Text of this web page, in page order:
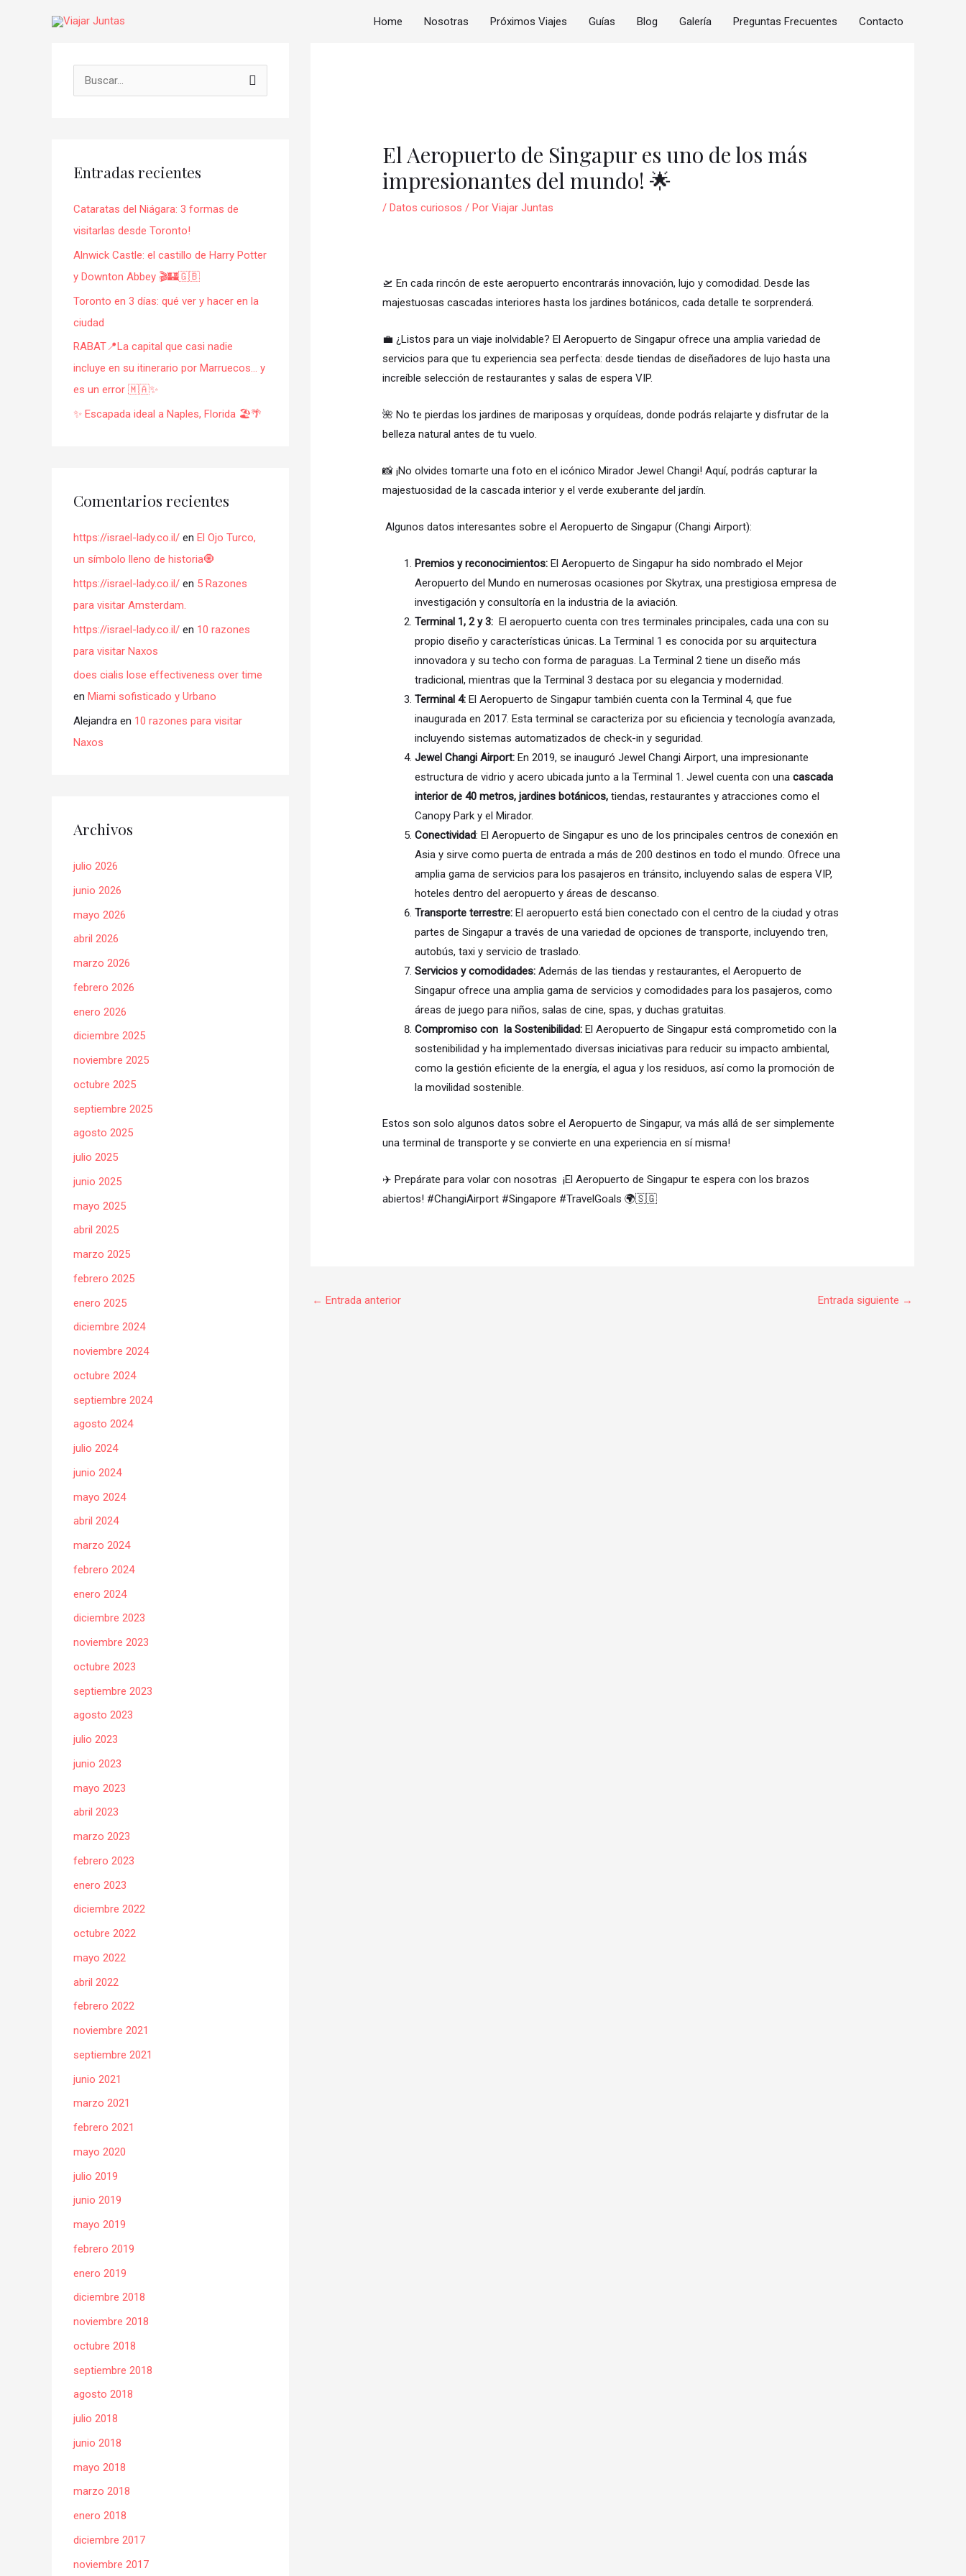
Home Nosotras Próximos Viajes Guías Blog Galería Preguntas Frecuentes Contacto
a
p
o
r
:
Entradas recientes
Cataratas del Niágara: 3 formas de
visitarlas desde Toronto!
Alnwick Castle: el castillo de Harry Potter
y Downton Abbey 🎬🏰🇬🇧
Toronto en 3 días: qué ver y hacer en la
ciudad
RABAT📍La capital que casi nadie
incluye en su itinerario por Marruecos… y
es un error 🇲🇦✨
✨ Escapada ideal a Naples, Florida 🏖️🌴
Comentarios recientes
https://israel-lady.co.il/ en El Ojo Turco,
un símbolo lleno de historia🧿
https://israel-lady.co.il/ en 5 Razones
para visitar Amsterdam.
https://israel-lady.co.il/ en 10 razones
para visitar Naxos
does cialis lose effectiveness over time
en Miami sofisticado y Urbano
Alejandra en 10 razones para visitar
Naxos
Archivos
julio 2026
junio 2026
mayo 2026
abril 2026
marzo 2026
febrero 2026
enero 2026
diciembre 2025
noviembre 2025
octubre 2025
septiembre 2025
agosto 2025
julio 2025
junio 2025
mayo 2025
abril 2025
marzo 2025
febrero 2025
enero 2025
diciembre 2024
noviembre 2024
octubre 2024
septiembre 2024
agosto 2024
julio 2024
junio 2024
mayo 2024
abril 2024
marzo 2024
febrero 2024
enero 2024
diciembre 2023
noviembre 2023
octubre 2023
septiembre 2023
agosto 2023
julio 2023
junio 2023
mayo 2023
abril 2023
marzo 2023
febrero 2023
enero 2023
diciembre 2022
octubre 2022
mayo 2022
abril 2022
febrero 2022
noviembre 2021
septiembre 2021
junio 2021
marzo 2021
febrero 2021
mayo 2020
julio 2019
junio 2019
mayo 2019
febrero 2019
enero 2019
diciembre 2018
noviembre 2018
octubre 2018
septiembre 2018
agosto 2018
julio 2018
junio 2018
mayo 2018
marzo 2018
enero 2018
diciembre 2017
noviembre 2017
El Aeropuerto de Singapur es uno de los más
impresionantes del mundo! 🌟
/Datos curiosos / PorViajar Juntas
🛫 En cada rincón de este aeropuerto encontrarás innovación, lujo y comodidad. Desde las
majestuosas cascadas interiores hasta los jardines botánicos, cada detalle te sorprenderá.
💼 ¿Listos para un viaje inolvidable? El Aeropuerto de Singapur ofrece una amplia variedad de
servicios para que tu experiencia sea perfecta: desde tiendas de diseñadores de lujo hasta una
increíble selección de restaurantes y salas de espera VIP.
🌺 No te pierdas los jardines de mariposas y orquídeas, donde podrás relajarte y disfrutar de la
belleza natural antes de tu vuelo.
📸 ¡No olvides tomarte una foto en el icónico Mirador Jewel Changi! Aquí, podrás capturar la
majestuosidad de la cascada interior y el verde exuberante del jardín.
Algunos datos interesantes sobre el Aeropuerto de Singapur (Changi Airport):
Premios y reconocimientos:El Aeropuerto de Singapur ha sido nombrado el Mejor
Aeropuerto del Mundo en numerosas ocasiones por Skytrax, una prestigiosa empresa de
investigación y consultoría en la industria de la aviación.
Terminal 1, 2 y 3:El aeropuerto cuenta con tres terminales principales, cada una con su
propio diseño y características únicas. La Terminal 1 es conocida por su arquitectura
innovadora y su techo con forma de paraguas. La Terminal 2 tiene un diseño más
tradicional, mientras que la Terminal 3 destaca por su elegancia y modernidad.
Terminal 4:El Aeropuerto de Singapur también cuenta con la Terminal 4, que fue
inaugurada en 2017. Esta terminal se caracteriza por su eficiencia y tecnología avanzada,
incluyendo sistemas automatizados de check-in y seguridad.
Jewel Changi Airport:En 2019, se inauguró Jewel Changi Airport, una impresionante
estructura de vidrio y acero ubicada junto a la Terminal 1. Jewel cuenta con una cascada
interior de 40 metros, jardines botánicos,tiendas, restaurantes y atracciones como el
Canopy Park y el Mirador.
Conectividad: El Aeropuerto de Singapur es uno de los principales centros de conexión en
Asia y sirve como puerta de entrada a más de 200 destinos en todo el mundo. Ofrece una
amplia gama de servicios para los pasajeros en tránsito, incluyendo salas de espera VIP,
hoteles dentro del aeropuerto y áreas de descanso.
Transporte terrestre: El aeropuerto está bien conectado con el centro de la ciudad y otras
partes de Singapur a través de una variedad de opciones de transporte, incluyendo tren,
autobús, taxi y servicio de traslado.
Servicios y comodidades: Además de las tiendas y restaurantes, el Aeropuerto de
Singapur ofrece una amplia gama de servicios y comodidades para los pasajeros, como
áreas de juego para niños, salas de cine, spas, y duchas gratuitas.
Compromiso con la Sostenibilidad:El Aeropuerto de Singapur está comprometido con la
sostenibilidad y ha implementado diversas iniciativas para reducir su impacto ambiental,
como la gestión eficiente de la energía, el agua y los residuos, así como la promoción de
la movilidad sostenible.
Estos son solo algunos datos sobre el Aeropuerto de Singapur, va más allá de ser simplemente
una terminal de transporte y se convierte en una experiencia en sí misma!
✈️ Prepárate para volar con nosotras ¡El Aeropuerto de Singapur te espera con los brazos
abiertos! #ChangiAirport #Singapore #TravelGoals 🌍🇸🇬
← Entrada anterior Entrada siguiente →